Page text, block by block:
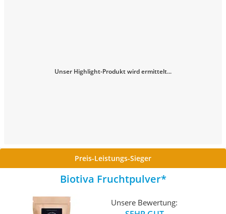
Unser Highlight-Produkt wird ermittelt...
Preis-Leistungs-Sieger
Biotiva Fruchtpulver
Unsere Bewertung: